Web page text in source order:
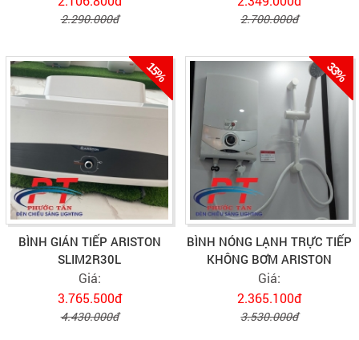
2.290.000đ 2.700.000đ
15%
BÌNH GIÁN TIẾP ARISTON
SLIM2R30L
Giá:
3.765.500đ
4.430.000đ
33%
BÌNH NÓNG LẠNH TRỰC TIẾP
KHÔNG BƠM ARISTON
Giá:
2.365.100đ
3.530.000đ